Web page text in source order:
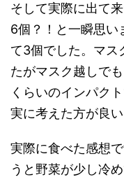
そして実際に出て
6個？！と一瞬思い
て3個でした。マス
たがマスク越しで
くらいのインパク
実に考えた方が良い
実際に食べた感想
うと野菜が少し冷